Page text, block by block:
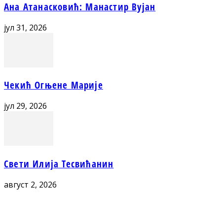
Ана Атанасковић: Манастир Вујан
јул 31, 2026
Чекић Огњене Марије
јул 29, 2026
Свети Илија Тесвићанин
август 2, 2026